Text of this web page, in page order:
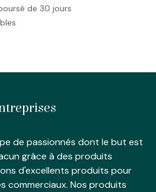
de 30 jours
de passionnés dont le but est
grâce à des produits
d'excellents produits pour
commerciaux. Nos produits